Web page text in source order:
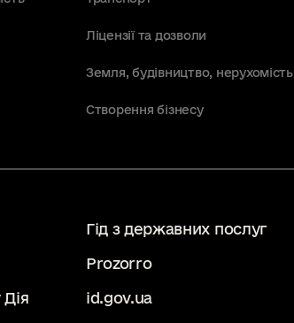
Ліцензії та дозволи
Земля, будівництво, нерухомість
Створення бізнесу
Гід з державних послуг
Prozorro
id.gov.ua